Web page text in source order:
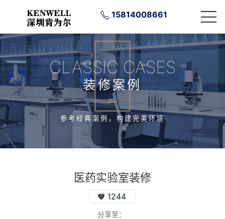
15814008661
CLASSIC CASES
装修案例
参考经典案例，构建完美环境
医药实验室装修
1244
分享至：